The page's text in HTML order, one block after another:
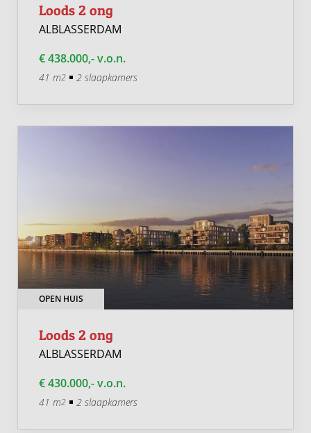
Loods 2 ong
ALBLASSERDAM
€ 438.000,- v.o.n.
41 m2 2 slaapkamers
OPEN HUIS
Loods 2 ong
ALBLASSERDAM
€ 430.000,- v.o.n.
41 m2 2 slaapkamers